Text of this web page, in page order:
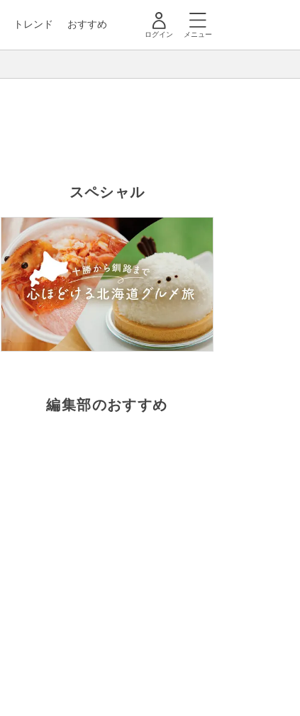
トレンド おすすめ
ログイン メニュー
スペシャル
編集部のおすすめ